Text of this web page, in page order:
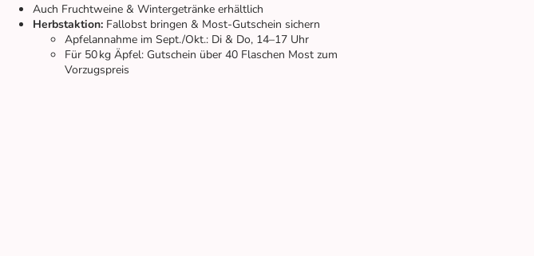
Auch Fruchtweine & Wintergetränke erhältlich
Herbstaktion:Fallobst bringen & Most-Gutschein sichern
Apfelannahme im Sept./Okt.: Di & Do, 14–17 Uhr
Für 50 kg Äpfel: Gutschein über 40 Flaschen Most zum
Vorzugspreis